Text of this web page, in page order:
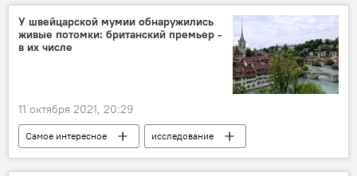
карабахское урегулирование
МГ ОБСЕ
У швейцарской мумии обнаружились
живые потомки: британский премьер -
в их числе
11 октября 2021, 20:29
Самое интересное
исследование
Швейцария
Британия